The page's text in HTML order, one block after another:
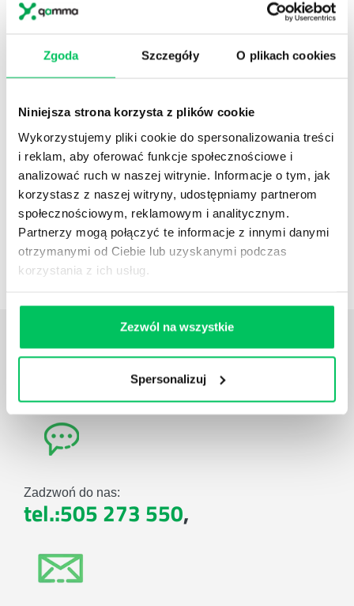
Zgoda Szczegóły O plikach cookies
Niniejsza strona korzysta z plików cookie
Wykorzystujemy pliki cookie do spersonalizowania treści
i reklam, aby oferować funkcje społecznościowe i
analizować ruch w naszej witrynie. Informacje o tym, jak
korzystasz z naszej witryny, udostępniamy partnerom
społecznościowym, reklamowym i analitycznym.
Partnerzy mogą połączyć te informacje z innymi danymi
otrzymanymi od Ciebie lub uzyskanymi podczas
korzystania z ich usług.
Zezwól na wszystkie
Spersonalizuj
Pełna lista referencyjna
Case studies
Zestawienie case studies
Daj nam poznaćTWOJE
Zadzwoń do nas:
tel.:505 273 550,